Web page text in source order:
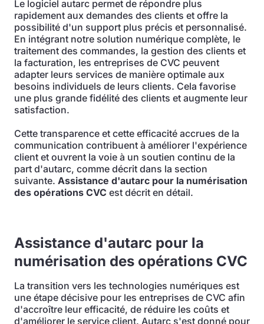
Le logiciel autarc permet de répondre plus
rapidement aux demandes des clients et offre la
possibilité d'un support plus précis et personnalisé.
En intégrant notre solution numérique complète, le
traitement des commandes, la gestion des clients et
la facturation, les entreprises de CVC peuvent
adapter leurs services de manière optimale aux
besoins individuels de leurs clients. Cela favorise
une plus grande fidélité des clients et augmente leur
satisfaction.
Cette transparence et cette efficacité accrues de la
communication contribuent à améliorer l'expérience
client et ouvrent la voie à un soutien continu de la
part d'autarc, comme décrit dans la section
suivante. Assistance d'autarc pour la numérisation
des opérations CVC est décrit en détail.
Assistance d'autarc pour la
numérisation des opérations CVC
La transition vers les technologies numériques est
une étape décisive pour les entreprises de CVC afin
d'accroître leur efficacité, de réduire les coûts et
d'améliorer le service client. Autarc s'est donné pour